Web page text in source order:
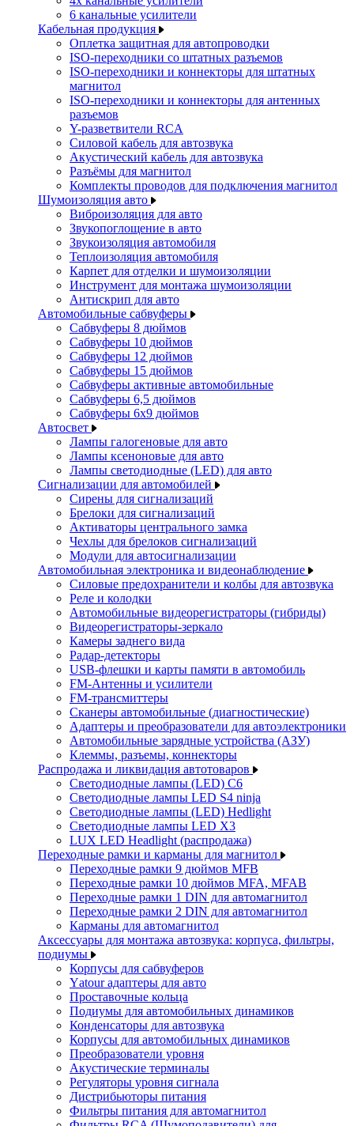
6 канальные усилители
Кабельная продукция
Оплетка защитная для автопроводки
ISO-переходники со штатных разъемов
ISO-переходники и коннекторы для штатных
магнитол
ISO-переходники и коннекторы для антенных
разъемов
Y-разветвители RCA
Силовой кабель для автозвука
Акустический кабель для автозвука
Разъёмы для магнитол
Комплекты проводов для подключения магнитол
Шумоизоляция авто
Виброизоляция для авто
Звукопоглощение в авто
Звукоизоляция автомобиля
Теплоизоляция автомобиля
Карпет для отделки и шумоизоляции
Инструмент для монтажа шумоизоляции
Антискрип для авто
Автомобильные сабвуферы
Сабвуферы 8 дюймов
Сабвуферы 10 дюймов
Сабвуферы 12 дюймов
Сабвуферы 15 дюймов
Сабвуферы активные автомобильные
Сабвуферы 6,5 дюймов
Сабвуферы 6x9 дюймов
Автосвет
Лампы галогеновые для авто
Лампы ксеноновые для авто
Лампы светодиодные (LED) для авто
Сигнализации для автомобилей
Сирены для сигнализаций
Брелоки для сигнализаций
Активаторы центрального замка
Чехлы для брелоков сигнализаций
Модули для автосигнализации
Автомобильная электроника и видеонаблюдение
Силовые предохранители и колбы для автозвука
Реле и колодки
Автомобильные видеорегистраторы (гибриды)
Видеорегистраторы-зеркало
Камеры заднего вида
Радар-детекторы
USB-флешки и карты памяти в автомобиль
FM-Антенны и усилители
FM-трансмиттеры
Сканеры автомобильные (диагностические)
Адаптеры и преобразователи для автоэлектроники
Автомобильные зарядные устройства (АЗУ)
Клеммы, разъемы, коннекторы
Распродажа и ликвидация автотоваров
Светодиодные лампы (LED) C6
Светодиодные лампы LED S4 ninja
Светодиодные лампы (LED) Hedlight
Светодиодные лампы LED X3
LUX LED Headlight (распродажа)
Переходные рамки и карманы для магнитол
Переходные рамки 9 дюймов MFB
Переходные рамки 10 дюймов MFA, MFAB
Переходные рамки 1 DIN для автомагнитол
Переходные рамки 2 DIN для автомагнитол
Карманы для автомагнитол
Аксессуары для монтажа автозвука: корпуса, фильтры,
подиумы
Корпусы для сабвуферов
Yаtour адаптеры для авто
Проставочные кольца
Подиумы для автомобильных динамиков
Конденсаторы для автозвука
Корпусы для автомобильных динамиков
Преобразователи уровня
Акустические терминалы
Регуляторы уровня сигнала
Дистрибьюторы питания
Фильтры питания для автомагнитол